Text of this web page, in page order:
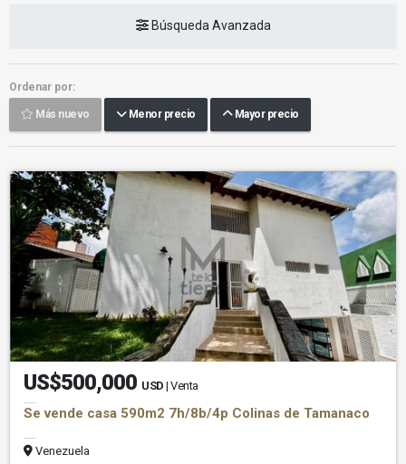
Búsqueda Avanzada
Ordenar por:
Más nuevo Menor precio Mayor precio
US$500,000 USD | Venta
Se vende casa 590m2 7h/8b/4p Colinas de Tamanaco
Venezuela